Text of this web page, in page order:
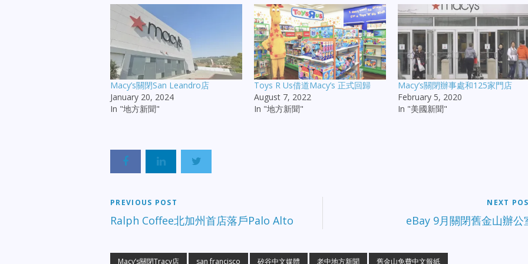
Macy’s關閉San Leandro店
January 20, 2024
In "地方新聞"
Toys R Us借道Macy’s 正式回歸
August 7, 2022
In "地方新聞"
Macy’s關閉辦事處和125家門店
February 5, 2020
In "美國新聞"
PREVIOUS POST
Ralph Coffee北加州首店落戶Palo Alto
NEXT
eBay 9月關閉舊金山辦公
Macy’s關閉Tracy店 san francisco 矽谷中文媒體 老中地方新聞 舊金山免費中文報紙